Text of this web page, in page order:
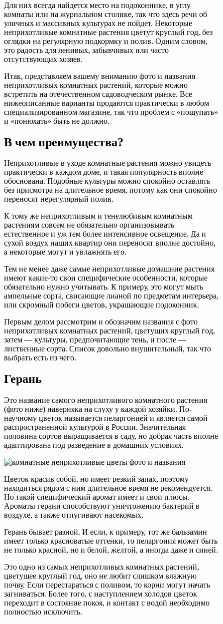
Для них всегда найдется место на подоконнике, в углу
комнаты или на журнальном столике, так что здесь речи об
уличных и массивных культурах не пойдет. Некоторые
неприхотливые комнатные растения цветут круглый год, без
оглядки на регулярную подкормку и полив. Одним словом,
это радость для ленивых, забывчивых или часто
отсутствующих хозяев.
Итак, представляем вашему вниманию фото и названия
неприхотливых комнатных растений, которые можно
встретить на отечественном садоводческом рынке. Все
нижеописанные варианты продаются практически в любом
специализированном магазине, так что проблем с «пощупать»
и «понюхать» быть не должно.
В чем преимущества?
Неприхотливые в уходе комнатные растения можно увидеть
практически в каждом доме, и такая популярность вполне
обоснована. Подобные культуры можно спокойно оставлять
без присмотра на длительное время, потому как они спокойно
переносят нерегулярный полив.
К тому же неприхотливым и тенелюбивым комнатным
растениям совсем не обязательно организовывать
естественное и уж тем более интенсивное освещение. Да и
сухой воздух наших квартир они переносят вполне достойно,
а некоторые могут и увлажнять его.
Тем не менее даже самые неприхотливые домашние растения
имеют какие-то свои специфические особенности, которые
обязательно нужно учитывать. К примеру, это могут мыть
ампельные сорта, свисающие лианой по предметам интерьера,
или скромный побеги цветов, украшающие подоконник.
Первым делом рассмотрим и обозначим названия с фото
неприхотливых комнатных растений, цветущих круглый год,
затем — культуры, предпочитающие тень, и после —
лиственные сорта. Список довольно внушительный, так что
выбрать есть из чего.
Герань
Это название самого неприхотливого комнатного растения
(фото ниже) наверняка на слуху у каждой хозяйки. По-
научному цветок называется пеларгонией и является самой
распространенной культурой в России. Значительная
половина сортов выращивается в саду, но добрая часть вполне
адаптирована под разведение в домашних условиях.
Цветок красив собой, но имеет резкий запах, поэтому
находиться рядом с ним длительное время не рекомендуется.
Но такой специфический аромат имеет и свои плюсы.
Ароматы герани способствуют уничтожению бактерий в
воздухе, а также отпугивают насекомых.
Герань бывает разной. И если, к примеру, тот же бальзамин
имеет только красноватые оттенки, то пеларгония может быть
не только красной, но и белой, желтой, а иногда даже и синей.
Это одно из самых неприхотливых комнатных растений,
цветущее круглый год, оно не любит слишком влажную
почву. Если перестараться с поливом, то корни могут начать
загниваться. Более того, с наступлением холодов цветок
переходит в состояние покоя, и контакт с водой необходимо
полностью исключить.